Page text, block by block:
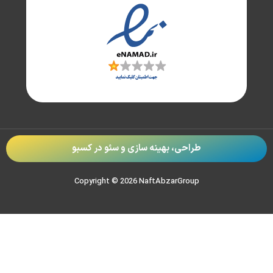
طراحی، بهینه سازی و سئو درکسبو
Copyright © 2026 NaftAbzarGroup